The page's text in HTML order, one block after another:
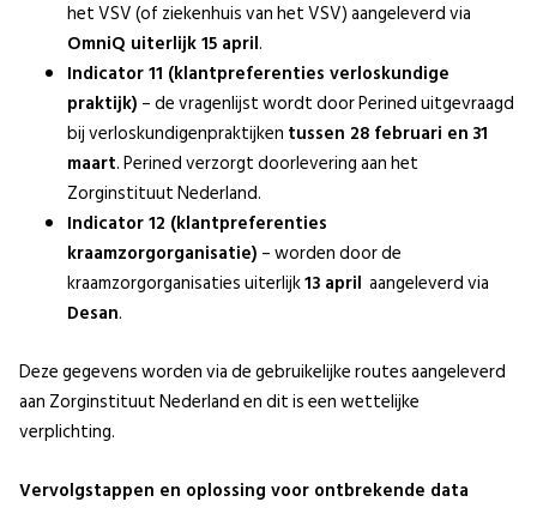
het VSV (of ziekenhuis van het VSV) aangeleverd via
OmniQ uiterlijk 15 april.
Indicator 11 (klantpreferenties verloskundige
praktijk) – de vragenlijst wordt door Perined uitgevraagd
bij verloskundigenpraktijken tussen 28 februari en 31
maart. Perined verzorgt doorlevering aan het
Zorginstituut Nederland.
Indicator 12 (klantpreferenties
kraamzorgorganisatie) – worden door de
kraamzorgorganisaties uiterlijk13 april aangeleverd via
Desan.
Deze gegevens worden via de gebruikelijke routes aangeleverd
aan Zorginstituut Nederland en dit is een wettelijke
verplichting.
Vervolgstappen en oplossing voor ontbrekende data